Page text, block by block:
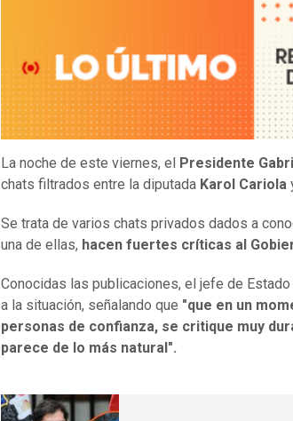
La noche de este viernes, el Presidente
chats filtrados entre la diputada Karol Cariola
Se trata de varios chats privados dados a
una de ellas, hacen fuertes críticas al
Conocidas las publicaciones, el jefe de
a la situación, señalando que "que en un
personas de confianza, se critique muy
parece de lo más natural".